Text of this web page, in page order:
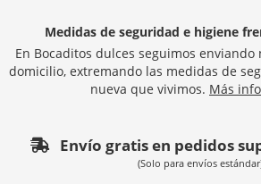
Medidas de seguridad e higiene
En Bocaditos dulces seguimos
domicilio, extremando las medidas de
nueva que vivimos. Más
Envío gratis en pedidos
(Solo para envíos